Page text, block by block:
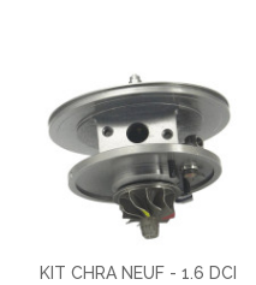
KIT CHRA NEUF - 1.6 DCI